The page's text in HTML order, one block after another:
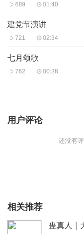
689 01:40
建党节演讲
721 02:34
七月颂歌
762 00:38
用户评论
还没有
相关推荐